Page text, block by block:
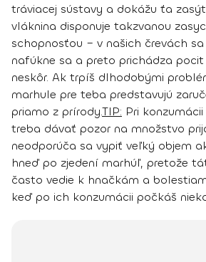
tráviacej sústavy a dokážu ťa
vláknina disponuje takzvanou
schopnosťou – v našich črevách sa
nafúkne sa a preto prichádza
neskôr. Ak trpíš dlhodobými
marhule pre teba predstavujú
priamo z prírody.TIP: Pri
treba dávať pozor na množstvo
neodporúča sa vypiť veľký objem
hneď po zjedení marhúľ, pretože
často vedie k hnačkám a
keď po ich konzumácii počkáš